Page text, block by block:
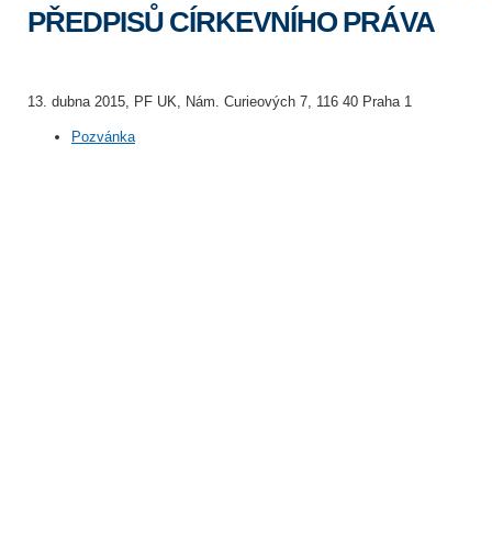
PŘEDPISŮ CÍRKEVNÍHO PRÁVA
13. dubna 2015, PF UK, Nám. Curieových 7, 116 40 Praha 1
Pozvánka